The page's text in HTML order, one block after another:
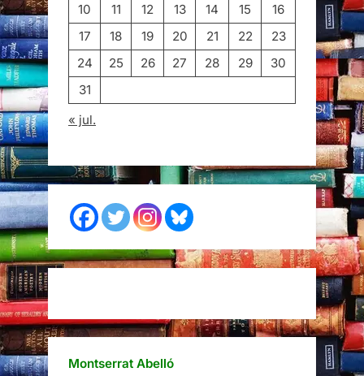
10
11 12 13 14 15
16
17
18 19 20 21 22
23
24
25 26 27 28 29
30
31
« jul.
Montserrat Abelló